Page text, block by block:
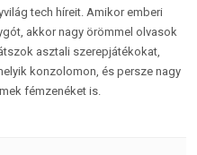
tech híreit. Amikor emberi
akkor nagy örömmel olvasok
asztali szerepjátékokat,
konzolomon, és persze nagy
fémzenéket is.